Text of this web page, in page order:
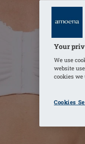
Your
We use
website
cookies we
Cookies